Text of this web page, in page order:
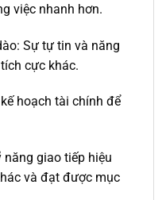
việc nhanh hơn.
Sự tự tin và năng
cực khác.
hoạch tài chính để
giao tiếp hiệu
và đạt được mục